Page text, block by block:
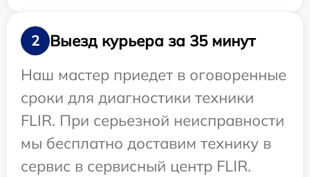
2
Выезд курьера за 35 минут
Наш мастер приедет в оговоренные
сроки для диагностики техники
FLIR. При серьезной неисправности
мы бесплатно доставим технику в
сервис в сервисный центр FLIR.